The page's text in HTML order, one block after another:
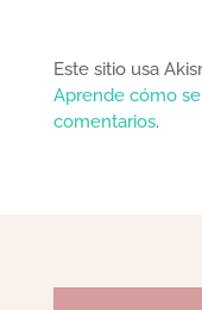
Este sitio usa
Aprende cómo
comentarios.